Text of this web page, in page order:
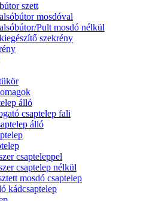
szett
mosdóval
Pult mosdó nélkül
szekrény
álló
csaptelep fali
álló
csapteleppel
csaptelep nélkül
mosdó csaptelep
kádcsaptelep